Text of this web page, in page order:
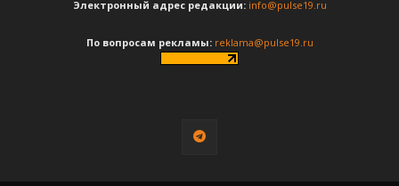
Электронный адрес редакции: info@pulse19.ru
По вопросам рекламы: reklama@pulse19.ru